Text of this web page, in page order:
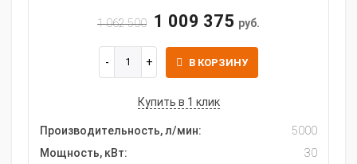
1 062 500 1 009 375 руб.
В КОРЗИНУ
Купить в 1 клик
Производительность, л/мин:
5000
Мощность, кВт:
30